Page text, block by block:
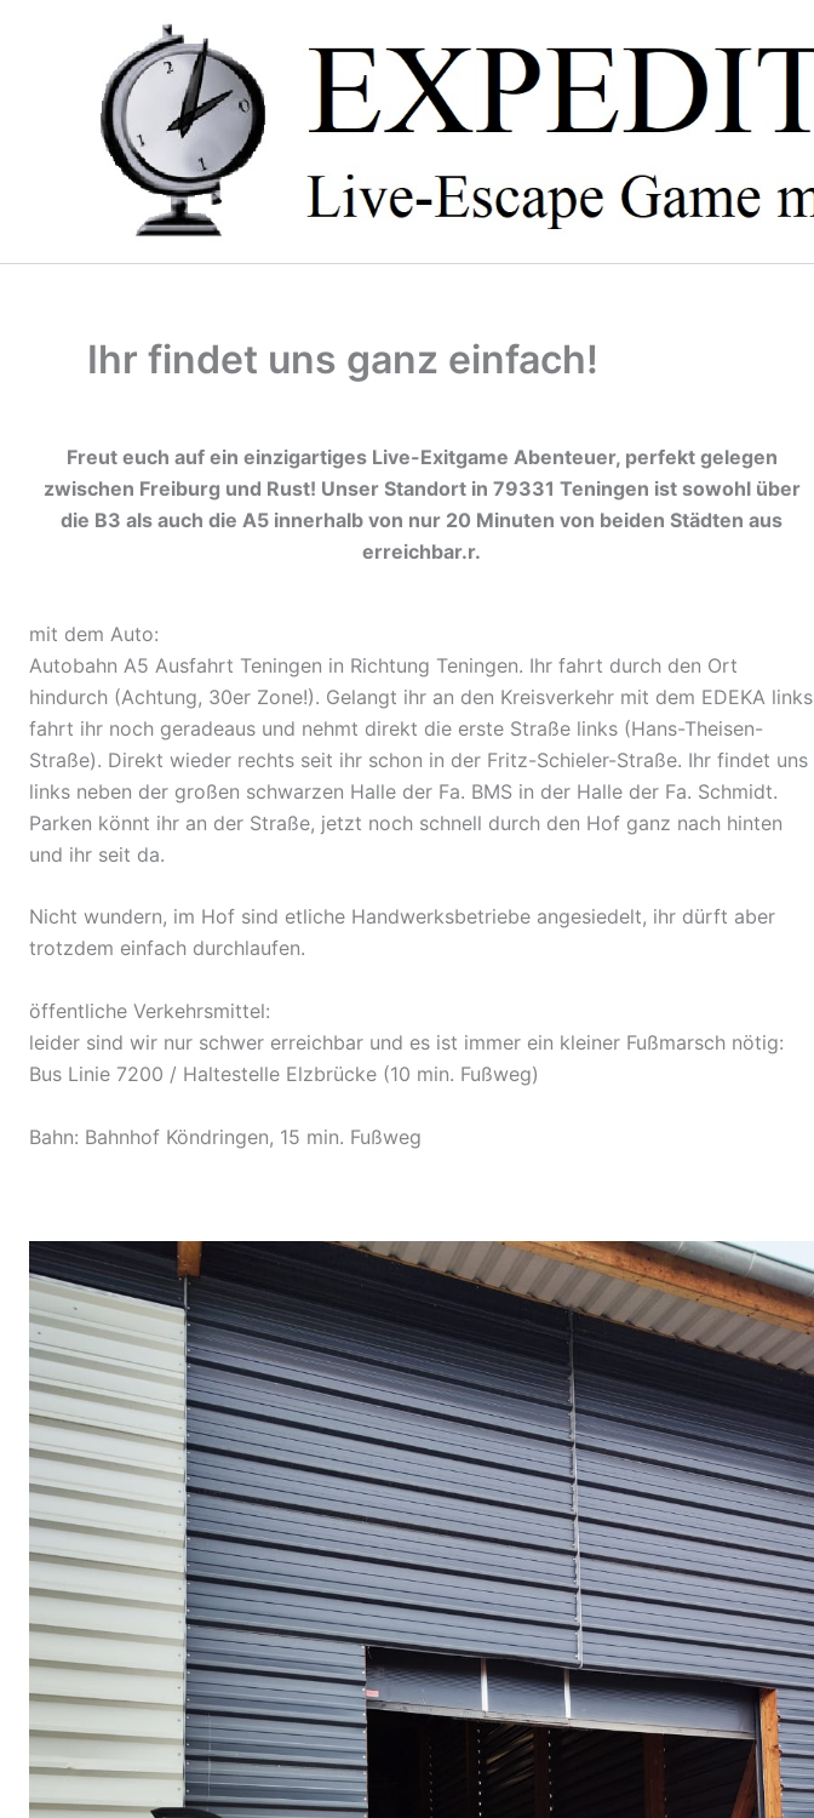
Ihr findet uns ganz einfach!
Freut euch auf ein einzigartiges Live-Exitgame Abenteuer, perfekt gelegen
zwischen Freiburg und Rust! Unser Standort in 79331 Teningen ist sowohl über
die B3 als auch die A5 innerhalb von nur 20 Minuten von beiden Städten aus
erreichbar.r.
mit dem Auto:
Autobahn A5 Ausfahrt Teningen in Richtung Teningen. Ihr fahrt durch den Ort
hindurch (Achtung, 30er Zone!). Gelangt ihr an den Kreisverkehr mit dem EDEKA links
fahrt ihr noch geradeaus und nehmt direkt die erste Straße links (Hans-Theisen-
Straße). Direkt wieder rechts seit ihr schon in der Fritz-Schieler-Straße. Ihr findet uns
links neben der großen schwarzen Halle der Fa. BMS in der Halle der Fa. Schmidt.
Parken könnt ihr an der Straße, jetzt noch schnell durch den Hof ganz nach hinten
und ihr seit da.
Nicht wundern, im Hof sind etliche Handwerksbetriebe angesiedelt, ihr dürft aber
trotzdem einfach durchlaufen.
öffentliche Verkehrsmittel:
leider sind wir nur schwer erreichbar und es ist immer ein kleiner Fußmarsch nötig:
Bus Linie 7200 / Haltestelle Elzbrücke (10 min. Fußweg)
Bahn: Bahnhof Köndringen, 15 min. Fußweg